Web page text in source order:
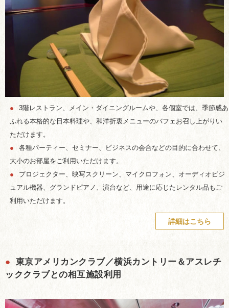
●
3階レストラン、メイン・ダイニングルームや、各個室では、季節感あ
ふれる本格的な日本料理や、和洋折衷メニューのバフェお召し上がりい
ただけます。
●
各種パーティー、セミナー、ビジネスの会合などの目的に合わせて、
大小のお部屋をご利用いただけます。
●
プロジェクター、映写スクリーン、マイクロフォン、オーディオビジ
ュアル機器、グランドピアノ、演台など、用途に応じたレンタル品もご
利用いただけます。
詳細はこちら
●
東京アメリカンクラブ／横浜カントリー＆アスレチ
ッククラブとの相互施設利用